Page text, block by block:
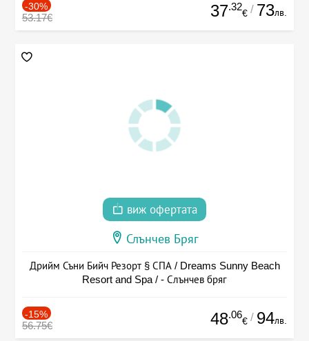
-30%
53.17€ 37.32
€ / 73лв.
виж офертата
Слънчев Бряг
Дрийм Съни Бийч Резорт § СПА / Dreams Sunny Beach
Resort and Spa / - Слънчев бряг
-15%
56.75€ 48.06
€ / 94лв.